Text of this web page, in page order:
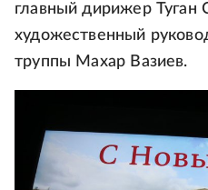
главный дирижер Туган
художественный
труппы Махар Вазиев.